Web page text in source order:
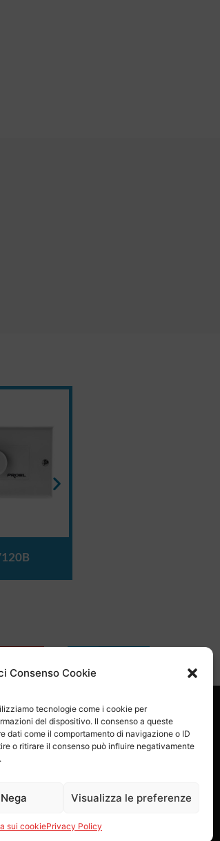
Consenso Cookie
tecnologie come i cookie per
del dispositivo. Il consenso a queste
dati come il comportamento di navigazione o ID
o ritirare il consenso può influire negativamente
Nega Visualizza le preferenze
sui cookiePrivacy Policy
i.v. – C.C.I.A.A. Te R.E.A. n. 95381